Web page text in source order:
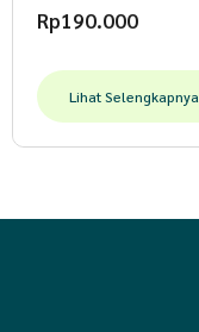
Rp190.000
Lihat Selengkapnya